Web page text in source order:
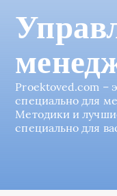
Proektoved.com –
специально для
Методики и
специально для